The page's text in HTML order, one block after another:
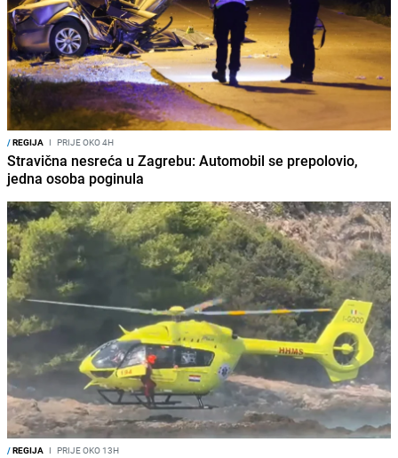
/REGIJA I PRIJE OKO 4H
Stravična nesreća u Zagrebu: Automobil se prepolovio,
jedna osoba poginula
/REGIJA I PRIJE OKO 13H